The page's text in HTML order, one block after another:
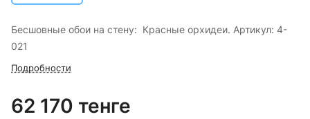
Бесшовные обои на стену: Красные орхидеи. Артикул: 4-
021
Подробности
62 170 тенге